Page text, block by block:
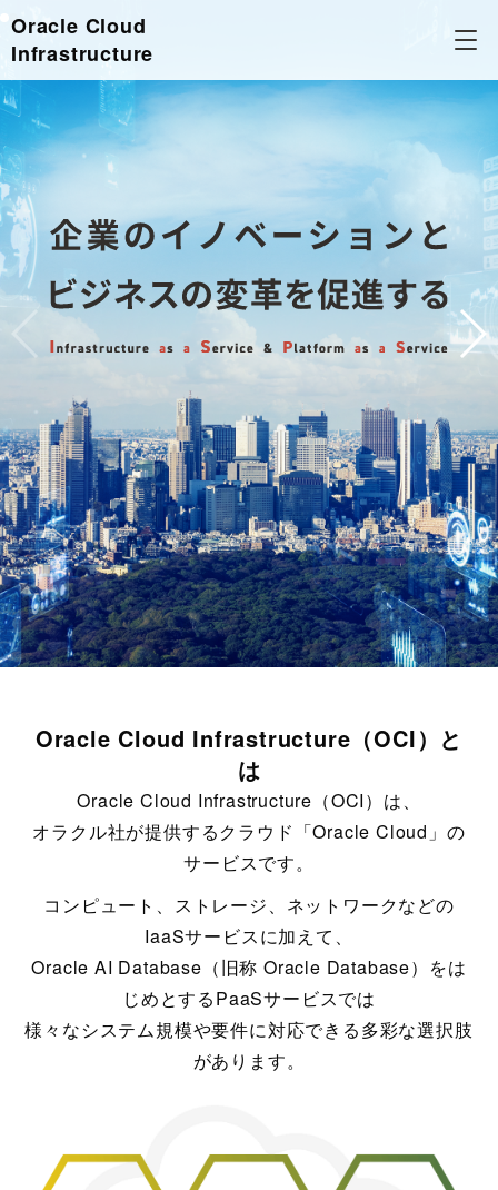
Oracle Cloud
Infrastructure
Oracle Cloud Infrastructure（OCI）と
は
Oracle Cloud Infrastructure（OCI）は、
オラクル社が提供するクラウド「Oracle Cloud」の
サービスです。
コンピュート、ストレージ、ネットワークなどの
IaaSサービスに加えて、
Oracle AI Database（旧称 Oracle Database）をは
じめとするPaaSサービスでは
様々なシステム規模や要件に対応できる多彩な選択肢
があります。